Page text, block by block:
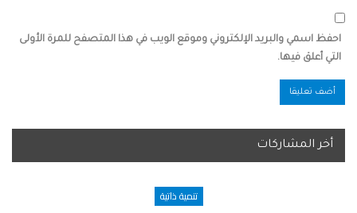
احفظ اسمي والبريد الإلكتروني وموقع الويب في هذا المتصفح للمرة الأولى
التي أعلق فيها.
أخر المشاركات
تنمية ذاتية